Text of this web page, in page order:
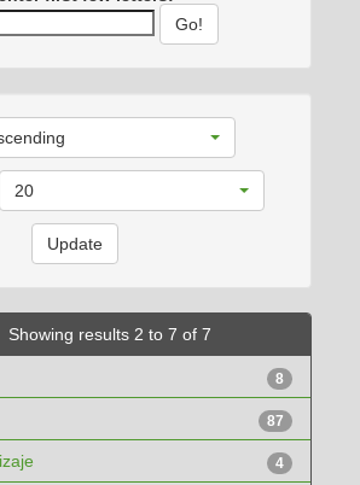
20
Showing results 2 to 7 of 7
8
87
4